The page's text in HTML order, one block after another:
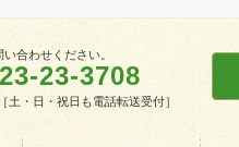
合わせください。
23-3708
土・日・祝日も電話転送受付］